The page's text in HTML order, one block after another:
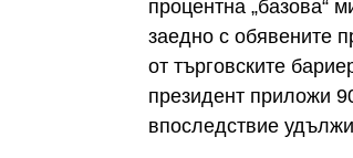
процентна „базова“
заедно с обявените
от търговските
президент приложи
впоследствие